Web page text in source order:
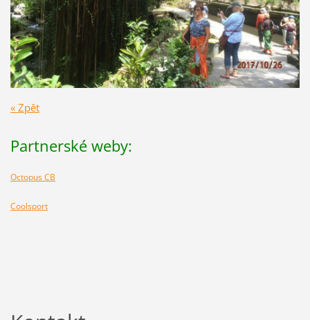
« Zpět
Partnerské weby:
Octopus CB
Coolsport